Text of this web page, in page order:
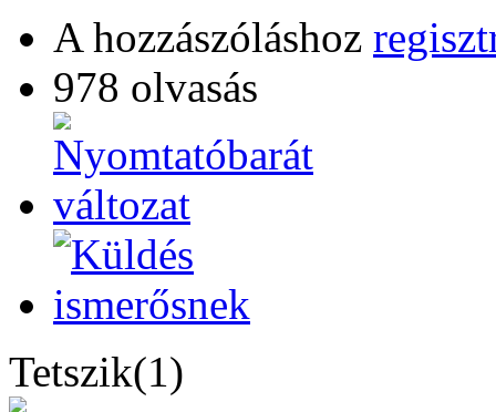
A hozzászóláshoz
978 olvasás
Tetszik(1)